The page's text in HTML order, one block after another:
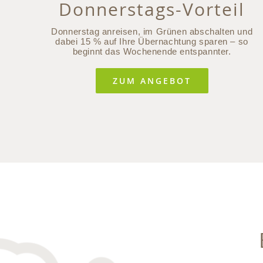
Donnerstags-Vorteil
Donnerstag anreisen, im Grünen abschalten und
dabei 15 % auf Ihre Übernachtung sparen – so
beginnt das Wochenende entspannter.
ZUM ANGEBOT